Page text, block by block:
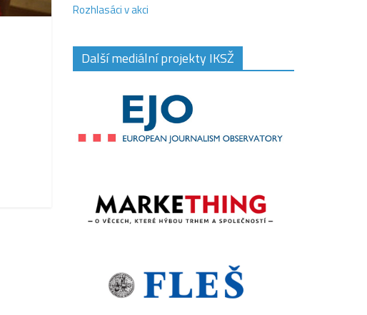
Rozhlasáci v akci
Další mediální projekty IKSŽ